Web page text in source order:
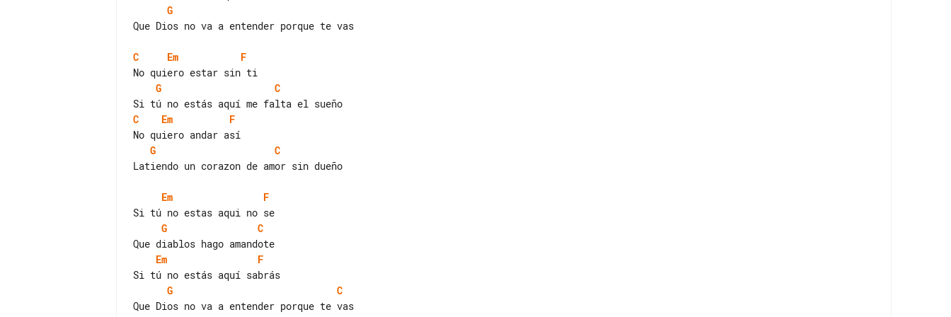
G
Que Dios no va a entender porque te vas
C Em
F
G
C
C
Em
F
G
C
Latiendo un corazon de amor sin dueño
Em
F
G
C
Em
F
G
C
Que Dios no va a entender porque te vas